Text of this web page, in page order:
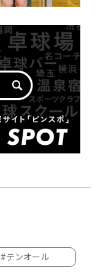
#テンオール